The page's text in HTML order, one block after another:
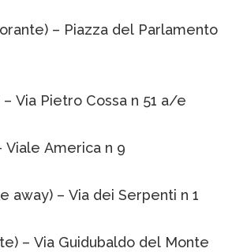
– Piazza del Parlamento
Via Pietro Cossa n 51 a/e
Viale America n 9
away) – Via dei Serpenti n 1
– Via Guidubaldo del Monte